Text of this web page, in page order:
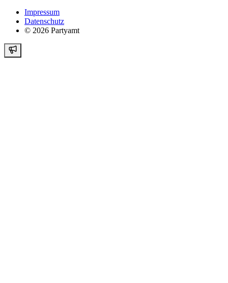
Impressum
Datenschutz
© 2026 Partyamt